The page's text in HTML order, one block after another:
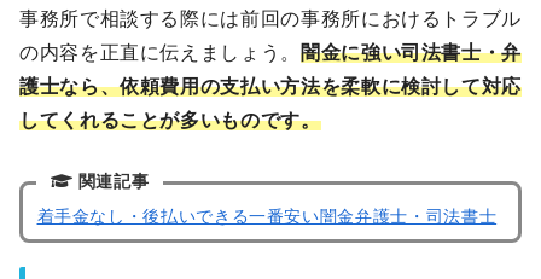
事務所で相談する際には前回の事務所におけるトラブル
の内容を正直に伝えましょう。 闇金に強い司法書士・弁
護士なら、依頼費用の支払い方法を柔軟に検討して対応
してくれることが多いものです。
関連記事
着手金なし・後払いできる一番安い闇金弁護士・司法書士